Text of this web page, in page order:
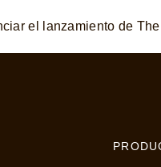
FOOTER
el lanzamiento de